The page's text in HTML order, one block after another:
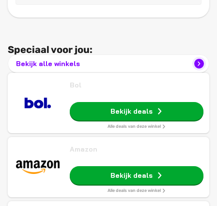
Speciaal voor jou:
Bekijk alle winkels
Bol
Bekijk deals
Alle deals van deze winkel
Amazon
Bekijk deals
Alle deals van deze winkel